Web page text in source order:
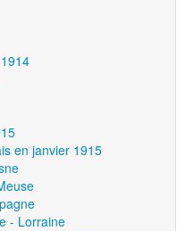
en janvier 1915
- Lorraine